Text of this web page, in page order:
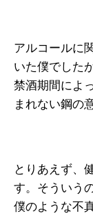
アルコールに
いた僕でした
禁酒期間によ
まれない鋼の
とりあえず、
す。そういう
僕のような不